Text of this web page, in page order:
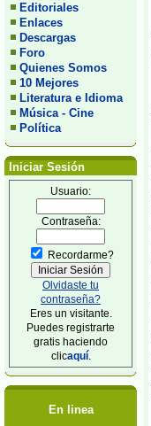
Editoriales
Enlaces
Descargas
Foro
Quienes Somos
10 Mejores
Literatura e Idioma
Música - Cine
Política
Iniciar Sesión
Usuario:
Contraseña:
Recordarme?
Olvidaste tu
contraseña?
Eres un visitante.
Puedes registrarte
gratis haciendo
clicaquí.
En linea